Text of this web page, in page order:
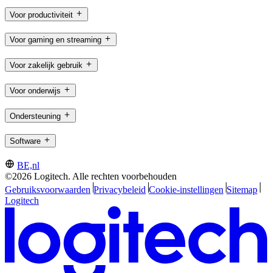
Voor productiviteit
Voor gaming en streaming
Voor zakelijk gebruik
Voor onderwijs
Ondersteuning
Software
BE,nl
©2026 Logitech. Alle rechten voorbehouden
Gebruiksvoorwaarden Privacybeleid Cookie-instellingen Sitemap
Logitech